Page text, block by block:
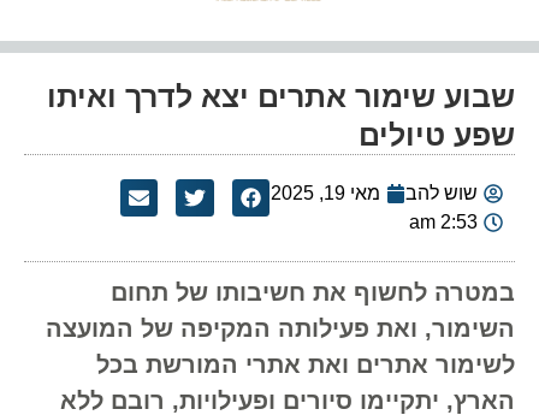
שבוע שימור אתרים יצא לדרך ואיתו
שפע טיולים
שוש להב
מאי 19, 2025
2:53 am
במטרה לחשוף את חשיבותו של תחום
השימור, ואת פעילותה המקיפה של המועצה
לשימור אתרים ואת אתרי המורשת בכל
הארץ, יתקיימו סיורים ופעילויות, רובם ללא